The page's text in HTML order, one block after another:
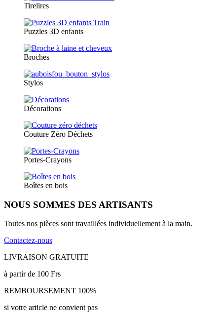
Tirelires
Puzzles 3D enfants
Broches
Stylos
Décorations
Couture Zéro Déchets
Portes-Crayons
Boîtes en bois
NOUS SOMMES DES ARTISANTS
Toutes nos pièces sont travaillées individuellement à la main.
Contactez-nous
LIVRAISON GRATUITE
à partir de 100 Frs
REMBOURSEMENT 100%
si votre article ne convient pas